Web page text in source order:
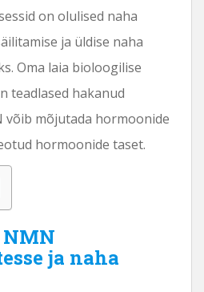
on olulised naha
ja üldise naha
Oma laia bioloogilise
teadlased hakanud
võib mõjutada hormoonide
hormoonide taset.
NMN
ja naha